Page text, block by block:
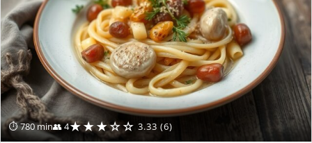
⏱ 780 min👥 4★★★☆☆ 3.33 (6)